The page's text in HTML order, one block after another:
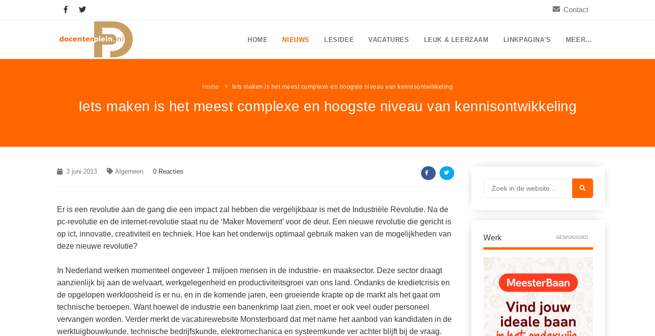
Contact
HOME NIEUWS LESIDEE VACATURES LEUK & LEERZAAM LINKPAGINA'S MEER...
Home Iets maken is het meest complexe en hoogste niveau van kennisontwikkeling
Iets maken is het meest complexe en hoogste niveau van kennisontwikkeling
3 juni 2013 Algemeen 0 Reacties
Er is een revolutie aan de gang die een impact zal hebben die vergelijkbaar is met de Industriële Revolutie. Na de
pc-revolutie en de internet-revolutie staat nu de ‘Maker Movement’ voor de deur. Een nieuwe revolutie die gericht is
op ict, innovatie, creativiteit en techniek. Hoe kan het onderwijs optimaal gebruik maken van de mogelijkheden van
deze nieuwe revolutie?
In Nederland werken momenteel ongeveer 1 miljoen mensen in de industrie- en maaksector. Deze sector draagt
aanzienlijk bij aan de welvaart, werkgelegenheid en productiviteitsgroei van ons land. Ondanks de kredietcrisis en
de opgelopen werkloosheid is er nu, en in de komende jaren, een groeiende krapte op de markt als het gaat om
technische beroepen. Want hoewel de industrie een banenkrimp laat zien, moet er ook veel ouder personeel
vervangen worden. Verder merkt de vacaturewebsite Monsterboard dat met name het aanbod van kandidaten in de
werktuigbouwkunde, technische bedrijfskunde, elektromechanica en systeemkunde ver achter blijft bij de vraag.
Werk GESPONSORD